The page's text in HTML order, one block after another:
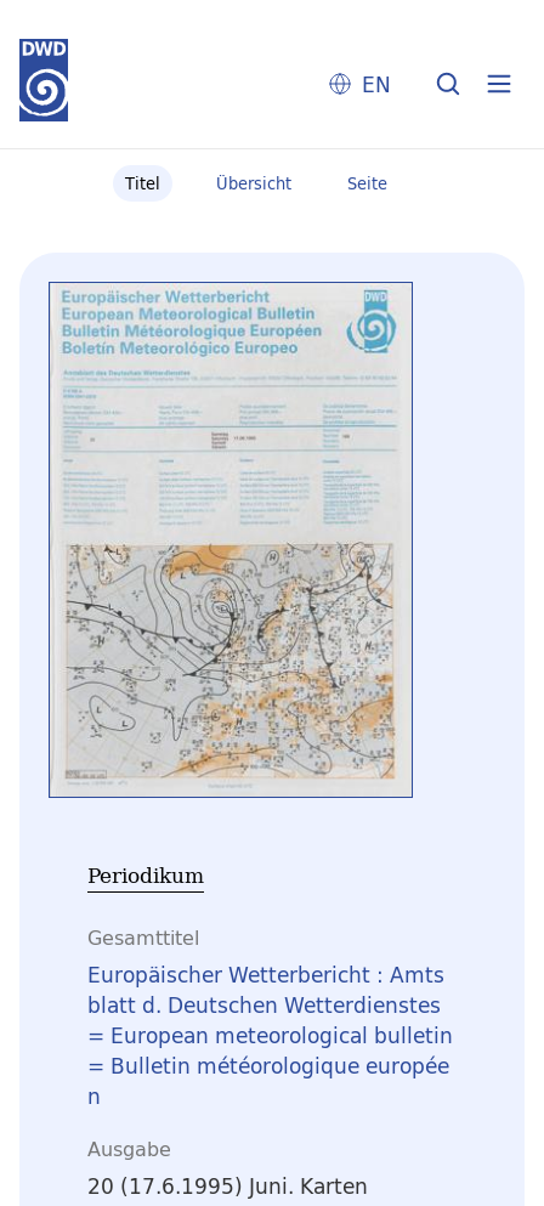
EN
Titel Übersicht Seite
Periodikum
Gesamttitel
Europäischer Wetterbericht : Amts
blatt d. Deutschen Wetterdienstes
= European meteorological bulletin
= Bulletin météorologique europée
n
Ausgabe
20 (17.6.1995) Juni. Karten